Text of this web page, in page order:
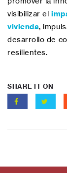
visibilizar el
vivienda,
desarrollo de
resilientes.
SHARE IT ON